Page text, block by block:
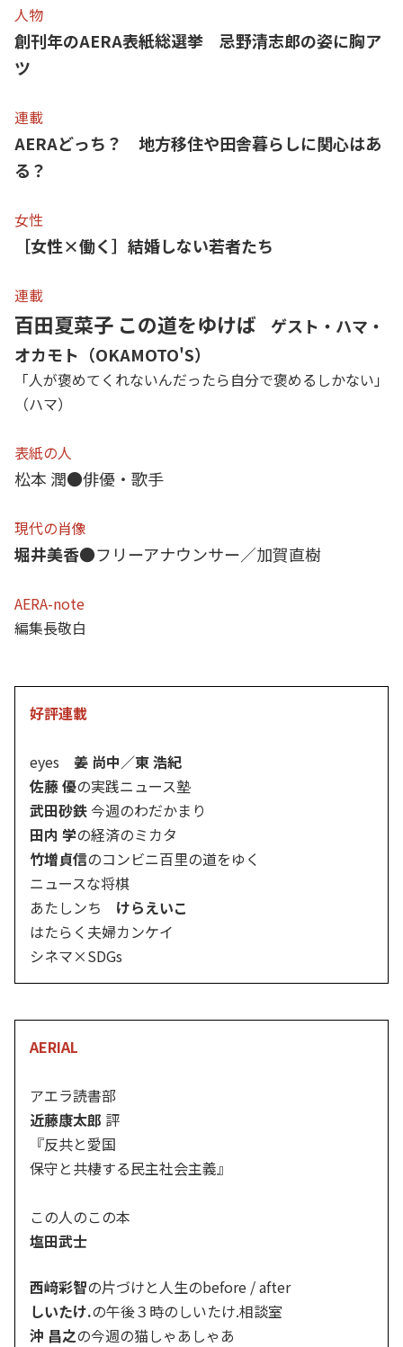
人物
創刊年のAERA表紙総選挙 忌野清志郎の姿に胸ア
ツ
連載
AERAどっち？ 地方移住や田舎暮らしに関心はあ
る？
女性
［女性×働く］結婚しない若者たち
連載
百田夏菜子 この道をゆけば
ゲスト・ハマ・
オカモト（OKAMOTO'S）
「人が褒めてくれないんだったら自分で褒めるしかない」
（ハマ）
表紙の人
松本 潤●俳優・歌手
現代の肖像
堀井美香●フリーアナウンサー／加賀直樹
AERA-note
編集長敬白
好評連載
eyes 姜 尚中／東 浩紀
佐藤 優の実践ニュース塾
武田砂鉄今週のわだかまり
田内 学の経済のミカタ
竹増貞信のコンビニ百里の道をゆく
ニュースな将棋
あたしンち けらえいこ
はたらく夫婦カンケイ
シネマ×SDGs
AERIAL
アエラ読書部
近藤康太郎 評
『反共と愛国
保守と共棲する民主社会主義』
この人のこの本
塩田武士
西﨑彩智の片づけと人生のbefore / after
しいたけ.の午後３時のしいたけ.相談室
沖 昌之の今週の猫しゃあしゃあ